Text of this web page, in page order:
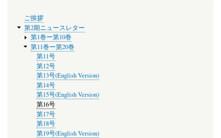
ニ
ュ
ー
ご挨拶
第2期ニュースレター
第1巻ー第10巻
第11巻ー第20巻
第11号
第12号
第13号(English Version)
第14号
第15号(English Version)
第16号
第17号
第18号
第19号(English Version)